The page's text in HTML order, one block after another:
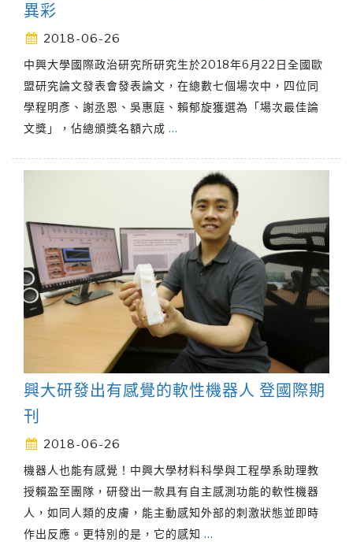
異彩
2018-06-26
中興大學國際政治研究所研究生於2018年6月22日全國歐
盟研究論文發表會發表論文，在總數七個場次中，四位同
學程明彥、謝丞恩、吳惠庭、賴郁旋獲選為「場次最佳論
文獎」，佔總頒獎名額六成 …
興大研發出有感覺的軟性機器人 登國際期
刊
2018-06-26
機器人也能有感覺！中興大學材料科學與工程學系助理教
授賴盈至團隊，研發出一款具有自主感測功能的軟性機器
人，如同人類的皮膚，能主動感知外部的刺激狀態並即時
作出反應。更特別的是，它的感知 …